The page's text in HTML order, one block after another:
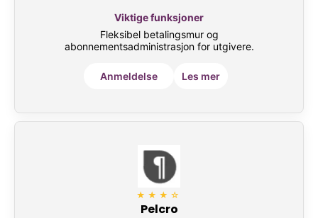
Viktige funksjoner
Fleksibel betalingsmur og
abonnementsadministrasjon for utgivere.
Anmeldelse Les mer
★★★☆
Pelcro